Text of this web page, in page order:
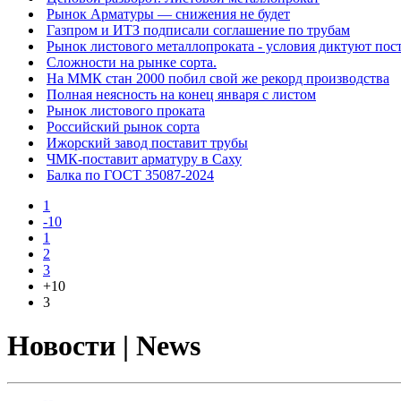
Рынок Арматуры — снижения не будет
Газпром и ИТЗ подписали соглашение по трубам
Рынок листового металлопроката - условия диктуют
Сложности на рынке сорта.
На ММК стан 2000 побил свой же рекорд производства
Полная неясность на конец января с листом
Рынок листового проката
Российский рынок сорта
Ижорский завод поставит трубы
ЧМК-поставит арматуру в Саху
Балка по ГОСТ 35087-2024
1
-10
1
2
3
+10
3
Новости | News